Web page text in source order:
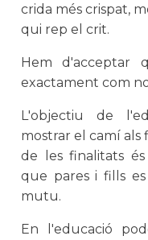
crida més crispat,
qui rep el crit.
Hem d'acceptar
exactament com
L'objectiu de
mostrar el camí als
de les finalitats
que pares i fills
mutu.
En l'educació